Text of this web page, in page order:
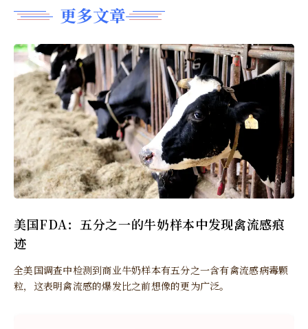
更多文章
美国FDA：五分之一的牛奶样本中发现禽流感痕
迹
全美国调查中检测到商业牛奶样本有五分之一含有禽流感病毒颗
粒，这表明禽流感的爆发比之前想像的更为广泛。